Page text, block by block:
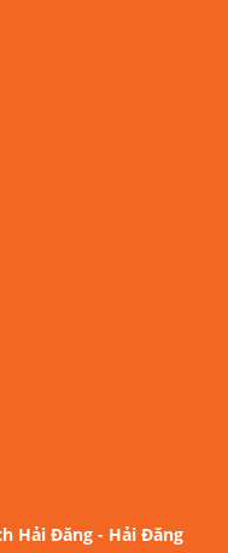
Hải Đăng - Hải Đăng